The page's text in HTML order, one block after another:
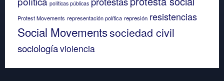
políticas públicas
Protest Movements representación política represión resistencias
Social Movementssociedad civil
sociologíaviolencia